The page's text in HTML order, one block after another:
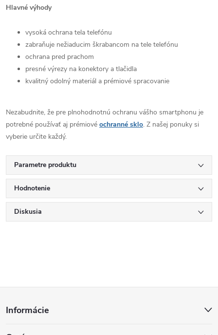
Hlavné výhody
vysoká ochrana tela telefónu
zabraňuje nežiaducim škrabancom na tele telefónu
ochrana pred prachom
presné výrezy na konektory a tlačidla
kvalitný odolný materiál a prémiové spracovanie
Nezabudnite, že pre plnohodnotnú ochranu vášho smartphonu je
potrebné používať aj prémiové ochranné sklo. Z našej ponuky si
vyberie určite každý.
Parametre produktu
Hodnotenie
Diskusia
Informácie